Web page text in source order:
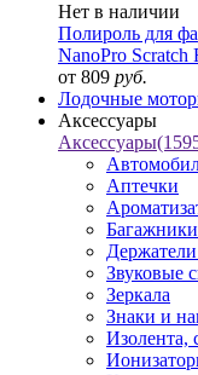
Нет в наличии
Полироль для
NanoPro Scratch
от 809 руб.
Лодочные
Аксессуары
Аксессуары
Аптечки
Звуковые
Зеркала
Знаки и
Изолента,